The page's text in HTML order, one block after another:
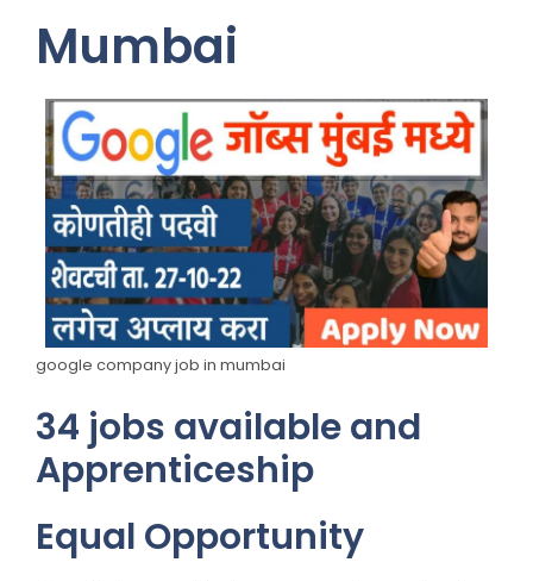
Mumbai
google company job in mumbai
34 jobs available and
Apprenticeship
Equal Opportunity